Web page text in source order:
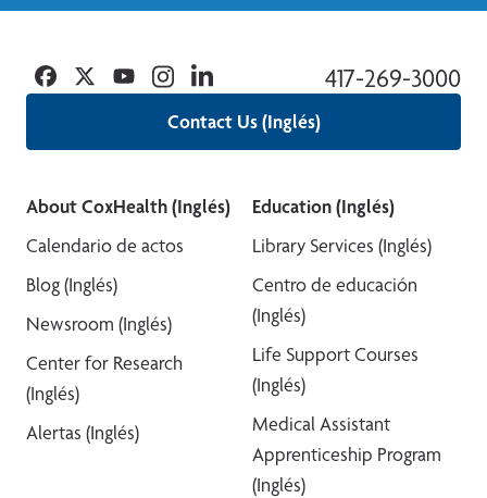
Contact Us (Inglés)
417-269-3000
Facebook
TwitterYouTubeInstagramLinkedin
About CoxHealth (Inglés)
Calendario de actos
Blog (Inglés)
Newsroom (Inglés)
Center for Research
(Inglés)
Alertas (Inglés)
Education (Inglés)
Library Services (Inglés)
Centro de educación
(Inglés)
Life Support Courses
(Inglés)
Medical Assistant
Apprenticeship Program
(Inglés)